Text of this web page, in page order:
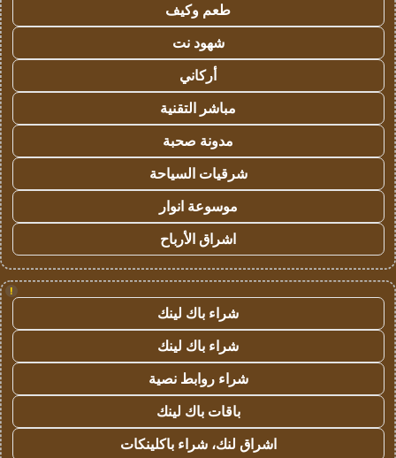
طعم وكيف
شهود نت
أركاني
مباشر التقنية
مدونة صحبة
شرقيات السياحة
موسوعة انوار
اشراق الأرباح
!
شراء باك لينك
شراء باك لينك
شراء روابط نصية
باقات باك لينك
اشراق لنك، شراء باكلينكات